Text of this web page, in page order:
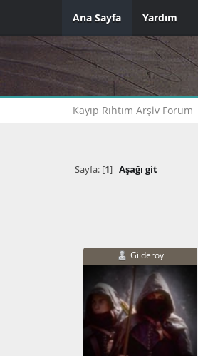
Ana Sayfa Yardım
Kayıp Rıhtım Arşiv Forum
Sayfa: [1] Aşağı git
Gilderoy